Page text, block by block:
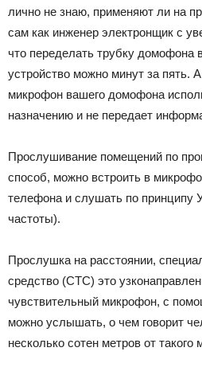
лично не знаю, применяют ли на
сам как инженер электронщик с
что переделать трубку
устройство можно минут за пять.
микрофон вашего домофона
назначению и не передает
Прослушивание помещений по
способ, можно встроить в
телефона и слушать по принципу
частоты).
Прослушка на расстоянии,
средство (СТС) это
чувствительный микрофон, с
можно услышать, о чем говорит
несколько сотен метров от такого